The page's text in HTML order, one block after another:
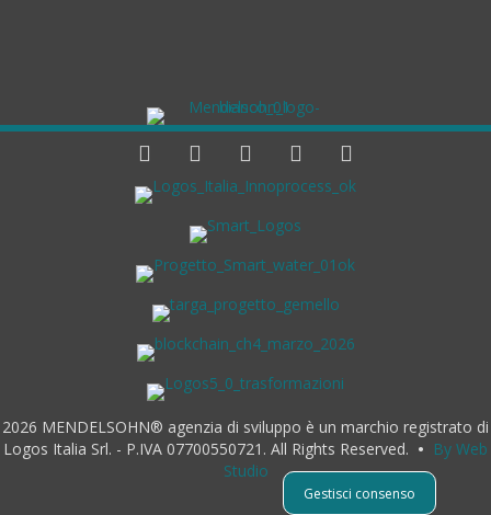
2026 MENDELSOHN® agenzia di sviluppo è un marchio registrato di
Logos Italia Srl. - P.IVA 07700550721. All Rights Reserved. • By Web
Studio
Gestisci consenso